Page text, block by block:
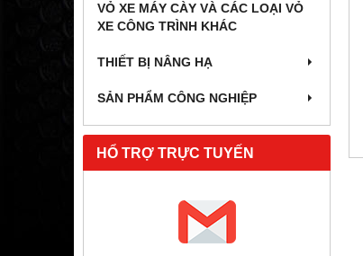
VỎ XE MÁY CÀY VÀ CÁC LOẠI VỎ
XE CÔNG TRÌNH KHÁC
THIẾT BỊ NÂNG HẠ
SẢN PHẨM CÔNG NGHIỆP
HỔ TRỢ TRỰC TUYẾN